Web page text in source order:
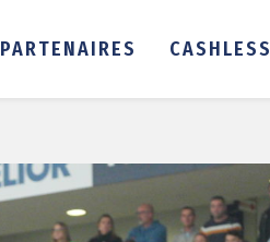
PARTENAIRES CASHLESS